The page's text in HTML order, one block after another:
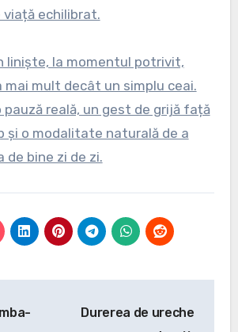
echilibrat.
liniște, la momentul potrivit,
mai mult decât un simplu ceai.
pauză reală, un gest de grijă față
și o modalitate naturală de a
bine zi de zi.
Durerea de ureche